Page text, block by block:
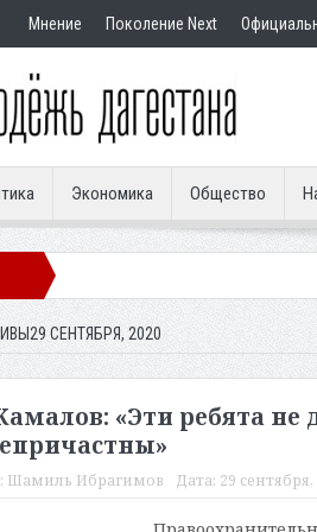
Мнение Поколение Next
Экономика Общество
СЕНТЯБРЯ, 2020
«Эти ребята не
Шамиль Ибрагимов Дата: 29 сентября,